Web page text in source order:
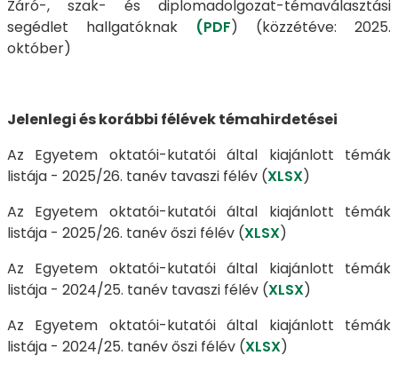
Záró-, szak- és diplomadolgozat-témaválasztási
segédlet hallgatóknak (PDF) (közzétéve: 2025.
október)
Jelenlegi és korábbi félévek témahirdetései
Az Egyetem oktatói-kutatói által kiajánlott témák
listája - 2025/26. tanév tavaszi félév (XLSX)
Az Egyetem oktatói-kutatói által kiajánlott témák
listája - 2025/26. tanév őszi félév (XLSX)
Az Egyetem oktatói-kutatói által kiajánlott témák
listája - 2024/25. tanév tavaszi félév (XLSX)
Az Egyetem oktatói-kutatói által kiajánlott témák
listája - 2024/25. tanév őszi félév (XLSX)